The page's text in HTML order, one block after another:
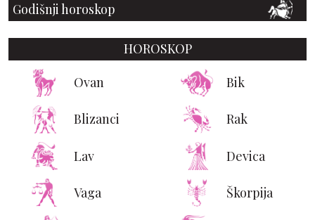
Godišnji horoskop
HOROSKOP
Ovan Bik
Blizanci Rak
Lav Devica
Vaga Škorpija